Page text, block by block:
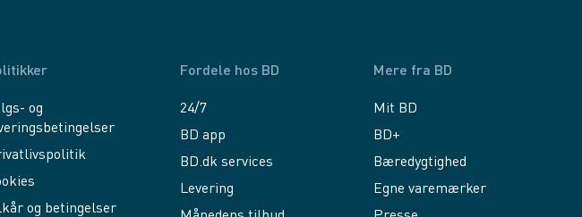
og
og betingelser
Fordele hos BD
24/7
BD app
BD.dk services
Levering
Mere fra BD
Mit BD
BD+
Bæredygtighed
Egne varemærker